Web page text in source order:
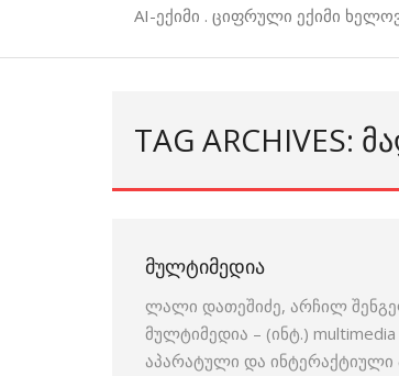
AI-ექიმი . ციფრული ექიმი
TAG ARCHIVES:
ᲛᲣᲚᲢᲘᲛᲔᲓᲘᲐ
ლალი დათეშიძე, არჩილ
მულტიმედია – (ინტ.)
აპარატული და